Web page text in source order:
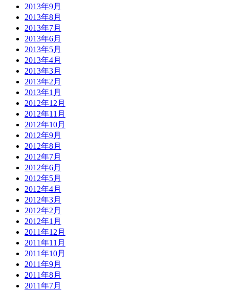
2013年9月
2013年8月
2013年7月
2013年6月
2013年5月
2013年4月
2013年3月
2013年2月
2013年1月
2012年12月
2012年11月
2012年10月
2012年9月
2012年8月
2012年7月
2012年6月
2012年5月
2012年4月
2012年3月
2012年2月
2012年1月
2011年12月
2011年11月
2011年10月
2011年9月
2011年8月
2011年7月